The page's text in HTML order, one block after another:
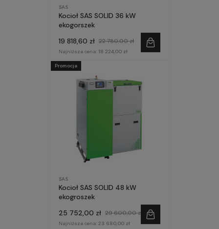
SAS
Kocioł SAS SOLID 36 kW
ekogorszek
19 818,60 zł 22 780,00 zł
Najniższa cena: 18 224,00 zł
SAS
Kocioł SAS SOLID 48 kW
ekogroszek
25 752,00 zł 29 600,00 zł
Najniższa cena: 23 680,00 zł
Promocja